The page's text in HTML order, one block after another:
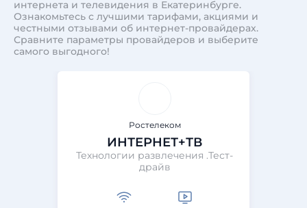
интернета и телевидения в Екатеринбурге.
Ознакомьтесь с лучшими тарифами, акциями и
честными отзывами об интернет-провайдерах.
Сравните параметры провайдеров и выберите
самого выгодного!
Ростелеком
ИНТЕРНЕТ+ТВ
Технологии развлечения .Тест-
драйв